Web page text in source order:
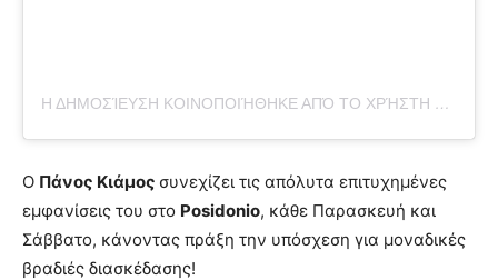
Η ΔΗΜΟΣΊΕΥΣΗ ΚΟΙΝΟΠΟΙΉΘΗΚΕ ΑΠΌ ΤΟ ΧΡΉΣΤΗ PANOS KIAMOS (@PANOSKIAMOS_OFFICIAL)
Ο Πάνος Κιάμος συνεχίζει τις απόλυτα επιτυχημένες
εμφανίσεις του στο Posidonio, κάθε Παρασκευή και
Σάββατο, κάνοντας πράξη την υπόσχεση για μοναδικές
βραδιές διασκέδασης!